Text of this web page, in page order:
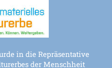
in die Repräsentative
der Menschheit